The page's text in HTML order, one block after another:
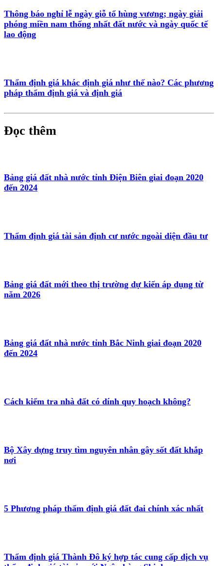
Thông báo nghỉ lễ ngày giỗ tổ hùng vương; ngày giải
phóng miền nam thống nhất đất nước và ngày quốc tế
lao động
Thẩm định giá khác định giá như thế nào? Các phương
pháp thẩm định giá và định giá
Đọc thêm
Bảng giá đất nhà nước tỉnh Điện Biên giai đoạn 2020
đến 2024
Thẩm định giá tài sản định cư nước ngoài diện đầu tư
Bảng giá đất mới theo thị trường dự kiến áp dụng từ
năm 2026
Bảng giá đất nhà nước tỉnh Bắc Ninh giai đoạn 2020
đến 2024
Cách kiểm tra nhà đất có dính quy hoạch không?
Bộ Xây dựng truy tìm nguyên nhân gây sốt đất khắp
nơi
5 Phương pháp thẩm định giá đất đai chính xác nhất
Thẩm định giá Thành Đô ký hợp tác cung cấp dịch vụ